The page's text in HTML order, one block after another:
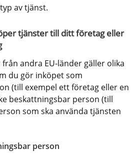
av tjänst.
tjänster till ditt företag eller
andra EU-länder gäller olika
du gör inköpet som
(till exempel ett företag eller en
beskattningsbar person (till
som ska använda tjänsten
person